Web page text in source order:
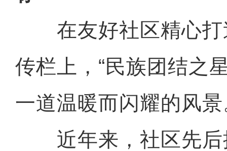
在友好社区精心打
传栏上，“民族团结之
一道温暖而闪耀的风
近年来，社区先后